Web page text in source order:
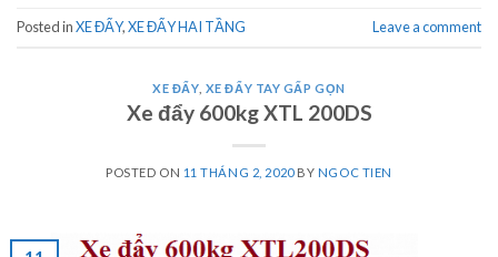
Posted inXE ĐẨY,XE ĐẨY HAI TẦNG Leave a comment
XE ĐẨY, XE ĐẨY TAY GẤP GỌN
Xe đẩy 600kg XTL 200DS
POSTED ON 11 THÁNG 2, 2020BY NGOC TIEN